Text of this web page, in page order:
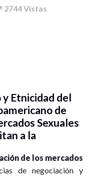
2744 Vistas
y Etnicidad del
de
Sexuales
a la
de los mercados
de negociación y